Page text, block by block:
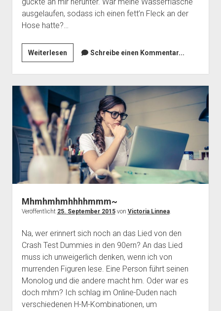
ausgelaufen, sodass ich einen fett’n Fleck an der
Hose hatte?…
WeiterlesenVickie
auf
Fleischbeschau
Schreibe einen Kommentar...
Mhmhmhmhhhhmmm~
Veröffentlicht 25. September 2015von Victoria Linnea.
Na, wer erinnert sich noch an das Lied von den
Crash Test Dummies in den 90ern? An das Lied
muss ich unweigerlich denken, wenn ich von
murrenden Figuren lese. Eine Person führt seinen
Monolog und die andere macht hm. Oder war es
doch mhm? Ich schlag im Online-Duden nach
verschiedenen H-M-Kombinationen, um